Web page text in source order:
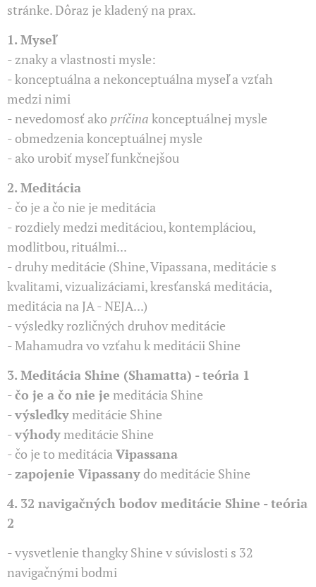
stránke. Dôraz je kladený na prax.
1. Myseľ
- znaky a vlastnosti mysle:
- konceptuálna a nekonceptuálna myseľ a vzťah
medzi nimi
- nevedomosť ako príčina konceptuálnej mysle
- obmedzenia konceptuálnej mysle
- ako urobiť myseľ funkčnejšou
2. Meditácia
- čo je a čo nie je meditácia
- rozdiely medzi meditáciou, kontempláciou,
modlitbou, rituálmi...
- druhy meditácie (Shine, Vipassana, meditácie s
kvalitami, vizualizáciami, kresťanská meditácia,
meditácia na JA - NEJA...)
- výsledky rozličných druhov meditácie
- Mahamudra vo vzťahu k meditácii Shine
3. Meditácia Shine (Shamatta) - teória 1
-čo je a čo nie je meditácia Shine
-výsledky meditácie Shine
-výhody meditácie Shine
- čo je to meditácia Vipassana
- zapojenie Vipassanydo meditácie Shine
4. 32 navigačných bodov meditácie Shine - teória
2
- vysvetlenie thangky Shine v súvislosti s 32
navigačnými bodmi